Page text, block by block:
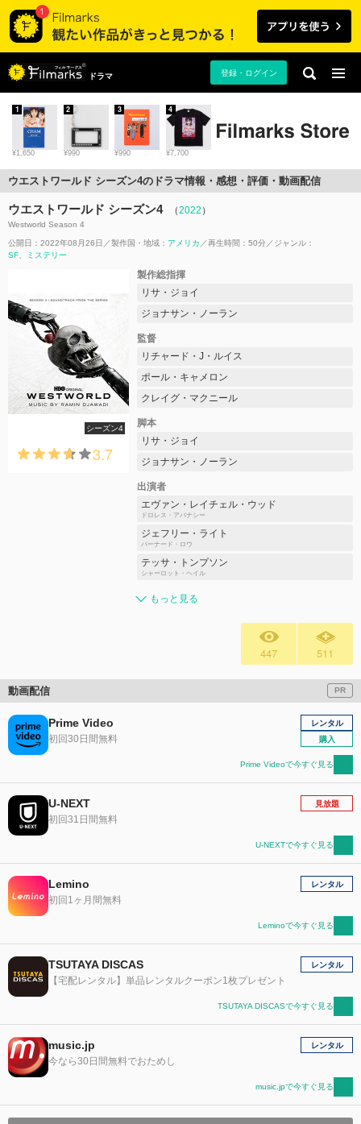
ドラマ 登録・ログイン
¥1,650
1
¥990
2
¥990
3
¥7,700
4
ウエストワールド シーズン4のドラマ情報・感想・評価・動画配信
ウエストワールド シーズン4 （2022 ）
Westworld Season 4
公開日：2022年08月26日 製作国・地域： アメリカ 再生時間：50分
ジャンル：
SF
ミステリー
シーズン4
3.7
製作総指揮
リサ・ジョイ
ジョナサン・ノーラン
監督
リチャード・J・ルイス
ポール・キャメロン
クレイグ・マクニール
脚本
リサ・ジョイ
ジョナサン・ノーラン
出演者
エヴァン・レイチェル・ウッド
ドロレス・アバナシー
ジェフリー・ライト
バーナード・ロウ
テッサ・トンプソン
シャーロット・ヘイル
もっと見る
447 511
動画配信 PR
Prime Video
初回30日間無料
レンタル
購入
Prime Videoで今すぐ見る
U-NEXT
初回31日間無料
見放題
U-NEXTで今すぐ見る
Lemino
初回1ヶ月間無料
レンタル
Leminoで今すぐ見る
TSUTAYA DISCAS
【宅配レンタル】単品レンタルクーポン1枚プレゼント
レンタル
TSUTAYA DISCASで今すぐ見る
music.jp
今なら30日間無料でおためし
レンタル
music.jpで今すぐ見る